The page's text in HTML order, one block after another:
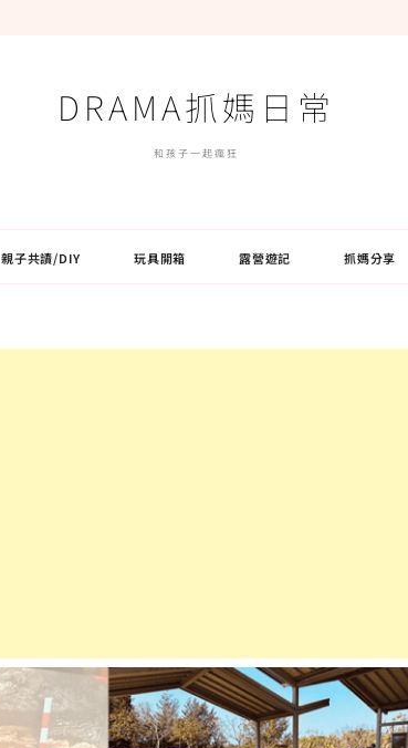
DRAMA抓媽日常
和孩子一起瘋狂
親子共讀/DIY 玩具開箱 露營遊記 抓媽分享